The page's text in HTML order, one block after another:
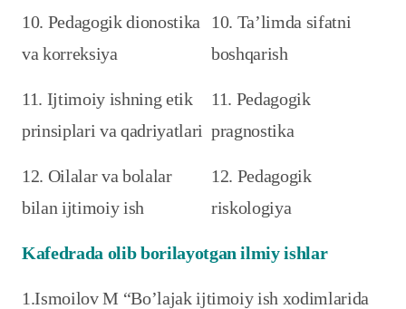
10. Pedagogik dionostika
va korreksiya
11. Ijtimoiy ishning etik
prinsiplari va qadriyatlari
12. Oilalar va bolalar
bilan ijtimoiy ish
10. Ta’limda sifatni
boshqarish
11. Pedagogik
pragnostika
12. Pedagogik
riskologiya
Kafedrada olib borilayotgan ilmiy ishlar
1.Ismoilov M “Bo’lajak ijtimoiy ish xodimlarida